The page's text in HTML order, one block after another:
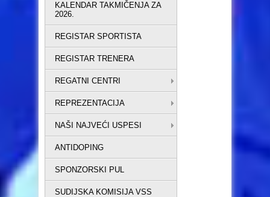
KALENDAR TAKMIČENJA ZA
2026.
REGISTAR SPORTISTA
REGISTAR TRENERA
REGATNI CENTRI
REPREZENTACIJA
NAŠI NAJVEĆI USPESI
ANTIDOPING
SPONZORSKI PUL
SUDIJSKA KOMISIJA VSS